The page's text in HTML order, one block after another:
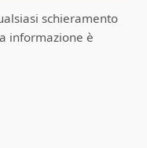
schieramento
informazione è